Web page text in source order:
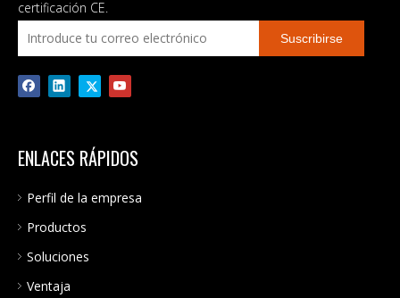
certificación CE.
Suscribirse
ENLACES RÁPIDOS
Perfil de la empresa
Productos
Soluciones
Ventaja